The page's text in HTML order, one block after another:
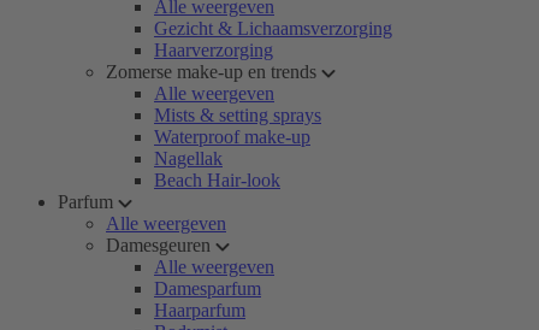
Alle weergeven
Gezicht & Lichaamsverzorging
Haarverzorging
Zomerse make-up en trends
Alle weergeven
Mists & setting sprays
Waterproof make-up
Nagellak
Beach Hair-look
Parfum
Alle weergeven
Damesgeuren
Alle weergeven
Damesparfum
Haarparfum